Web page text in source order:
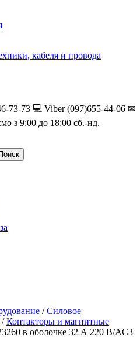
73-73 💻 Viber (097)655-44-06 ✉
з 9:00 до 18:00 сб.-нд.
/Силовое
/Контакторы и магнитные
в оболочке 32 А 220 В/AC3